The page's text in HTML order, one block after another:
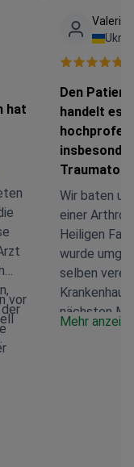
hat
vor
Valerіi
Den
handelt es
Wir baten
einer
Heiligen
wurde
selben
nächsten
Mehr